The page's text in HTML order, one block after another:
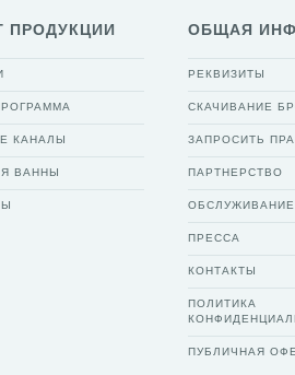
ПРОДУКЦИИ
КАНАЛЫ
ВАННЫ
ОБЩАЯ
РЕКВИЗИТЫ
СКАЧИВАНИЕ
ЗАПРОСИТЬ
ПАРТНЕРСТВО
ОБСЛУЖИВАНИЕ
ПРЕССА
КОНТАКТЫ
ПОЛИТИКА
ПУБЛИЧНАЯ